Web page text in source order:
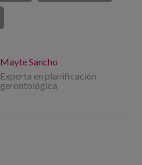
Mayte Sancho
Experta en planificación
gerontológica